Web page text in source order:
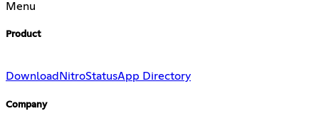
Menu
Product
Download NitroStatusApp Directory
Company